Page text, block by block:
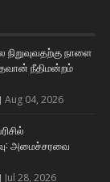
நாளை
நீதிமன்றம்
Aug 04, 2026
அமைச்சரவை
Jul 28, 2026